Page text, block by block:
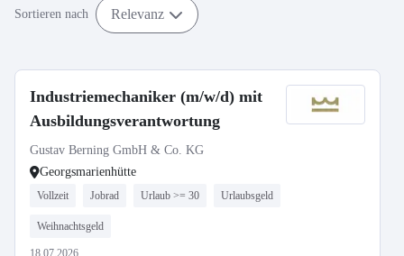
Sortieren nach Relevanz
Industriemechaniker (m/w/d) mit
Ausbildungsverantwortung
Gustav Berning GmbH & Co. KG
Georgsmarienhütte
Vollzeit Jobrad Urlaub >= 30 Urlaubsgeld
Weihnachtsgeld
18.07.2026